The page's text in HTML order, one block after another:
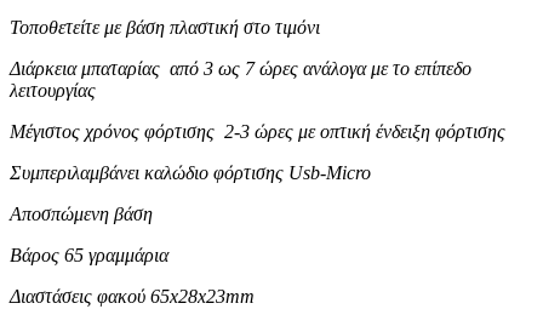
Τοποθετείτε με βάση πλαστική στο τιμόνι
Διάρκεια μπαταρίας από 3 ως 7 ώρες ανάλογα με το επίπεδο
λειτουργίας
Μέγιστος χρόνος φόρτισης 2-3 ώρες με οπτική ένδειξη φόρτισης
Συμπεριλαμβάνει καλώδιο φόρτισης Usb-Micro
Αποσπώμενη βάση
Βάρος 65 γραμμάρια
Διαστάσεις φακού 65x28x23mm